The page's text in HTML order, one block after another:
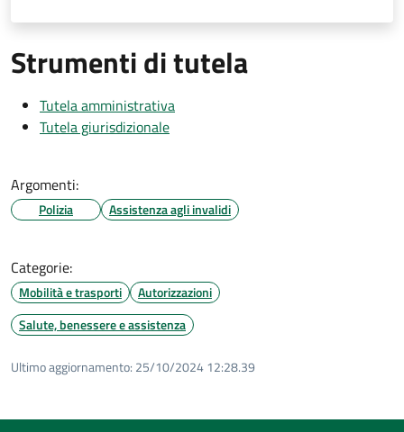
Strumenti di tutela
Tutela amministrativa
Tutela giurisdizionale
Argomenti:
Polizia Assistenza agli invalidi
Categorie:
Mobilità e trasporti
Autorizzazioni
Salute, benessere e assistenza
Ultimo aggiornamento: 25/10/2024 12:28.39